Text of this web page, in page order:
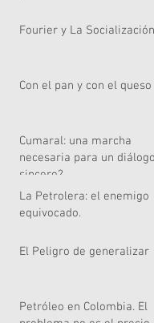
Fourier y La Socialización
Con el pan y con el queso
Cumaral: una marcha
necesaria para un diálogo
sincero?
La Petrolera: el enemigo
equivocado.
El Peligro de generalizar
Petróleo en Colombia. El